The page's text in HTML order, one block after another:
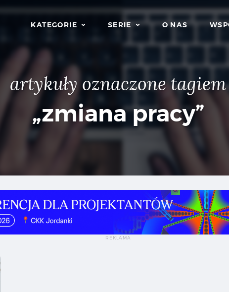
KATEGORIE SERIE O NAS
artykuły oznaczone tagiem
„zmiana pracy”
Jak przygotować się do rozmowy rekrutacyjnej w agencji brandingowej? — Rekrutacja do agencji